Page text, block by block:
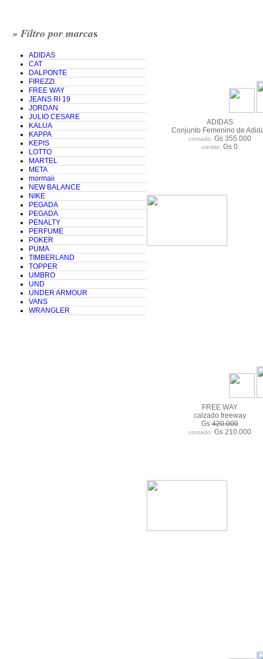
» Filtro por marcas
ADIDAS
CAT
DALPONTE
FIREZZI
FREE WAY
JEANS RI 19
JORDAN
JULIO CESARE
KALUA
KAPPA
KEPIS
LOTTO
MARTEL
META
mormaii
NEW BALANCE
NIKE
PEGADA
PEGADA
PENALTY
PERFUME
POKER
PUMA
TIMBERLAND
TOPPER
UMBRO
UND
UNDER ARMOUR
VANS
WRANGLER
ADIDAS
Conjunto Femenino de
contado: Gs 355.000
credito: Gs 0
FREE WAY
calzado freeway
Gs420.000
contado: Gs 210.000